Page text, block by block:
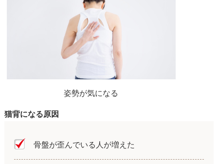
姿勢が気になる
猫背になる原因
骨盤が歪んでいる人が増えた